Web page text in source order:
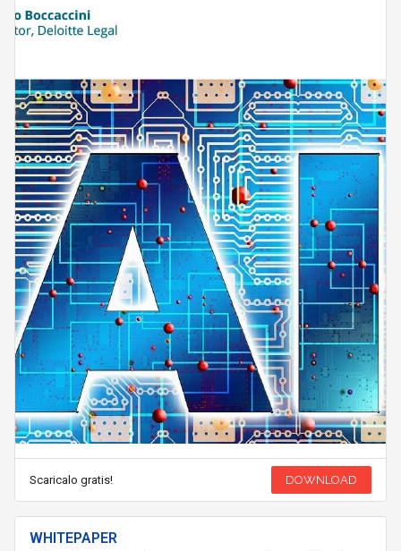
Scaricalo gratis! DOWNLOAD
WHITEPAPER